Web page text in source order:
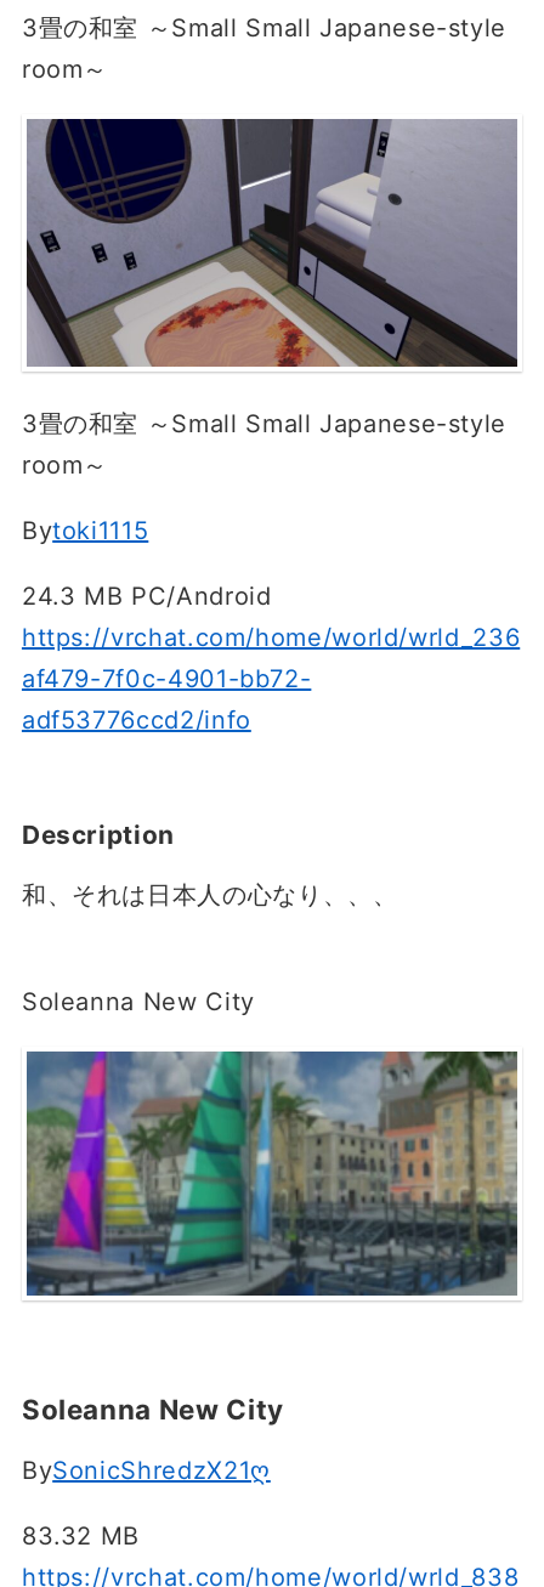
3畳の和室 ～Small Small Japanese-style
room～
3畳の和室 ～Small Small Japanese-style
room～
Bytoki1115
24.3 MB PC/Android
https://vrchat.com/home/world/wrld_236
af479-7f0c-4901-bb72-
adf53776ccd2/info
Description
和、それは日本人の心なり、、、
Soleanna New City
Soleanna New City
BySonicShredzX21ღ
83.32 MB
https://vrchat.com/home/world/wrld_838